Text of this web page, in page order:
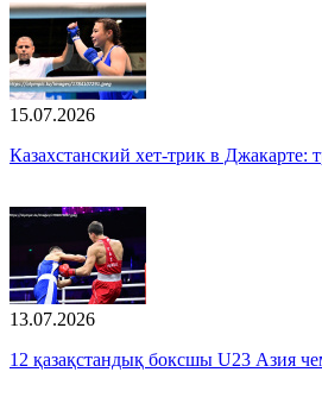
15.07.2026
Казахстанский хет-трик в Джакарте:
13.07.2026
12 қазақстандық боксшы U23 Азия